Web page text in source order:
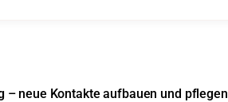
– neue Kontakte aufbauen und pflegen